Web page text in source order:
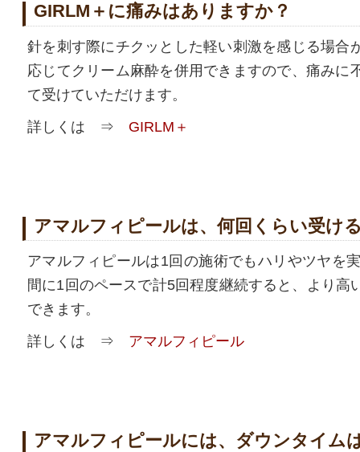
GIRLM＋に痛みはありますか？
針を刺す際にチクッとした軽い刺激を感じる場合
応じてクリーム麻酔を併用できますので、痛みに
て受けていただけます。
詳しくは ⇒ GIRLM＋
アマルフィピールは、何回くらい受け
アマルフィピールは1回の施術でもハリやツヤを
間に1回のペースで計5回程度継続すると、より高
できます。
詳しくは ⇒ アマルフィピール
アマルフィピールには、ダウンタイム